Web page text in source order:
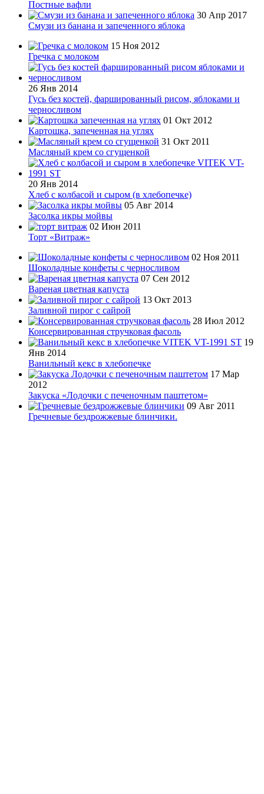
Постные вафли
30 Апр 2017
Смузи из банана и запеченного яблока
15 Ноя 2012
Гречка с молоком
26 Янв 2014
Гусь без костей, фаршированный рисом, яблоками и
черносливом
01 Окт 2012
Картошка, запеченная на углях
31 Окт 2011
Масляный крем со сгущенкой
20 Янв 2014
Хлеб с колбасой и сыром (в хлебопечке)
05 Авг 2014
Засолка икры мойвы
02 Июн 2011
Торт «Витраж»
02 Ноя 2011
Шоколадные конфеты с черносливом
07 Сен 2012
Вареная цветная капуста
13 Окт 2013
Заливной пирог с сайрой
28 Июл 2012
Консервированная стручковая фасоль
19
Янв 2014
Ванильный кекс в хлебопечке
17 Мар
2012
Закуска «Лодочки с печеночным паштетом»
09 Авг 2011
Гречневые бездрожжевые блинчики.